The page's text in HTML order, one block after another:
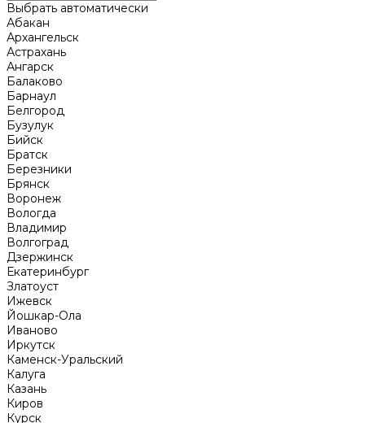
Выбрать автоматически
Абакан
Архангельск
Астрахань
Ангарск
Балаково
Барнаул
Белгород
Бузулук
Бийск
Братск
Березники
Брянск
Воронеж
Вологда
Владимир
Волгоград
Дзержинск
Екатеринбург
Златоуст
Ижевск
Йошкар-Ола
Иваново
Иркутск
Каменск-Уральский
Калуга
Казань
Киров
Курск